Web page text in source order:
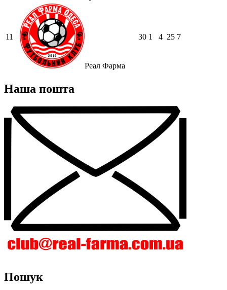
11
Реал Фарма
30 1 4 25 7
Наша пошта
Пошук